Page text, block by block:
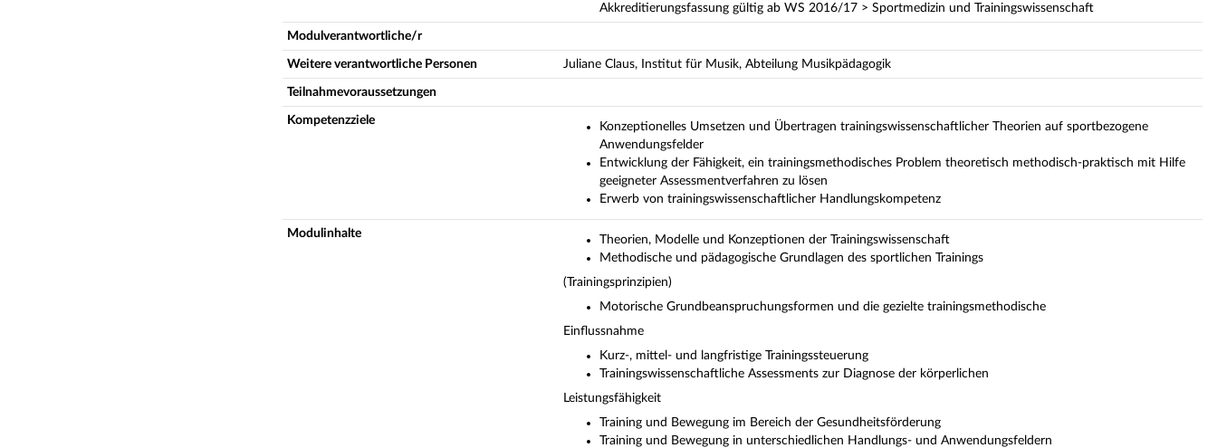
Akkreditierungsfassung gültig ab WS 2016/17 > Sportmedizin und Trainingswissenschaft
Modulverantwortliche/r
Weitere verantwortliche Personen Juliane Claus, Institut für Musik, Abteilung Musikpädagogik
Teilnahmevoraussetzungen
Kompetenzziele
Konzeptionelles Umsetzen und Übertragen trainingswissenschaftlicher Theorien auf sportbezogene
Anwendungsfelder
Entwicklung der Fähigkeit, ein trainingsmethodisches Problem theoretisch methodisch-praktisch mit Hilfe
geeigneter Assessmentverfahren zu lösen
Erwerb von trainingswissenschaftlicher Handlungskompetenz
Modulinhalte
Theorien, Modelle und Konzeptionen der Trainingswissenschaft
Methodische und pädagogische Grundlagen des sportlichen Trainings
(Trainingsprinzipien)
Motorische Grundbeanspruchungsformen und die gezielte trainingsmethodische
Einflussnahme
Kurz-, mittel- und langfristige Trainingssteuerung
Trainingswissenschaftliche Assessments zur Diagnose der körperlichen
Leistungsfähigkeit
Training und Bewegung im Bereich der Gesundheitsförderung
Training und Bewegung in unterschiedlichen Handlungs- und Anwendungsfeldern